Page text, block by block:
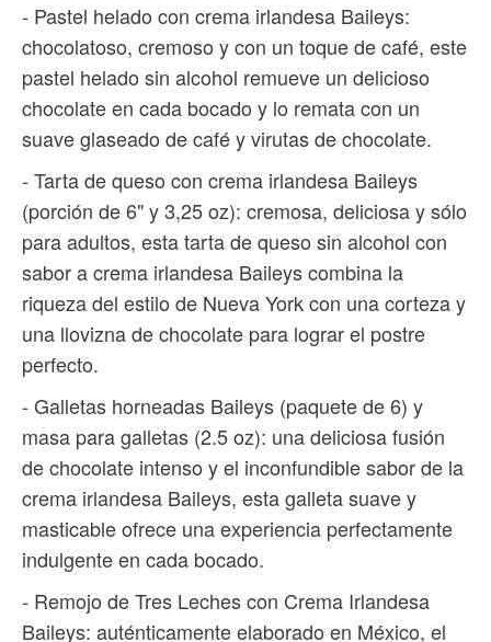
- Pastel helado con crema irlandesa Baileys:
chocolatoso, cremoso y con un toque de café, este
pastel helado sin alcohol remueve un delicioso
chocolate en cada bocado y lo remata con un
suave glaseado de café y virutas de chocolate.
- Tarta de queso con crema irlandesa Baileys
(porción de 6" y 3,25 oz): cremosa, deliciosa y sólo
para adultos, esta tarta de queso sin alcohol con
sabor a crema irlandesa Baileys combina la
riqueza del estilo de Nueva York con una corteza y
una llovizna de chocolate para lograr el postre
perfecto.
- Galletas horneadas Baileys (paquete de 6) y
masa para galletas (2.5 oz): una deliciosa fusión
de chocolate intenso y el inconfundible sabor de la
crema irlandesa Baileys, esta galleta suave y
masticable ofrece una experiencia perfectamente
indulgente en cada bocado.
- Remojo de Tres Leches con Crema Irlandesa
Baileys: auténticamente elaborado en México, el